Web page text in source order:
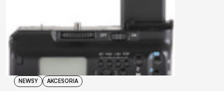
NEWSY AKCESORIA